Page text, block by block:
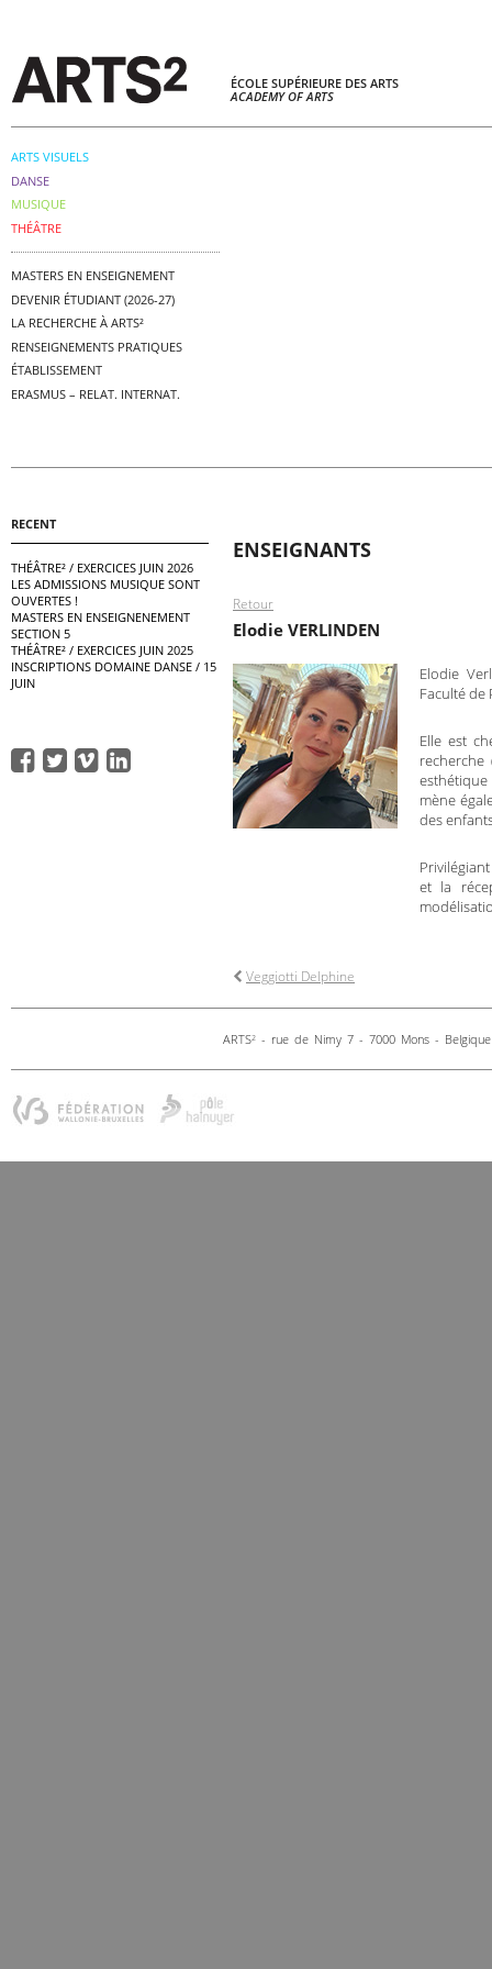
ÉCOLE SUPÉRIEURE DES ARTS
ACADEMY OF ARTS
ARTS VISUELS
DANSE
MUSIQUE
THÉÂTRE
MASTERS EN ENSEIGNEMENT
DEVENIR ÉTUDIANT (2026-27)
LA RECHERCHE À ARTS²
RENSEIGNEMENTS PRATIQUES
ÉTABLISSEMENT
ERASMUS – RELAT. INTERNAT.
RECENT
THÉÂTRE² / EXERCICES JUIN 2026
LES ADMISSIONS MUSIQUE SONT
OUVERTES !
MASTERS EN ENSEIGNENEMENT
SECTION 5
THÉÂTRE² / EXERCICES JUIN 2025
INSCRIPTIONS DOMAINE DANSE / 15
JUIN
ENSEIGNANTS
Retour
Elodie VERLINDEN
Elodie
Faculté de
Elle est
recherche
esthétique
mène
des
et la
Veggiotti Delphine
ARTS2 - rue de Nimy 7 - 7000 Mons -